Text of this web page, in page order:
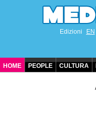
Edizioni EN
HOME PEOPLE CULTURA